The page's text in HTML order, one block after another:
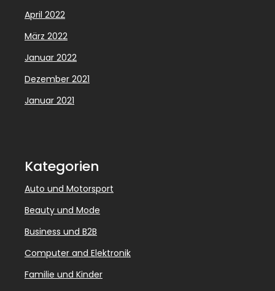
April 2022
März 2022
Januar 2022
Dezember 2021
Januar 2021
Kategorien
Auto und Motorsport
Beauty und Mode
Business und B2B
Computer and Elektronik
Familie und Kinder